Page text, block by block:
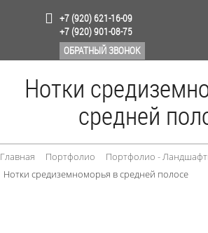
+7 (920) 621-16-09
+7 (920) 901-08-75
ОБРАТНЫЙ ЗВОНОК
Нотки
средней
Главная Портфолио
Портфолио -
Нотки средиземноморья в средней полосе